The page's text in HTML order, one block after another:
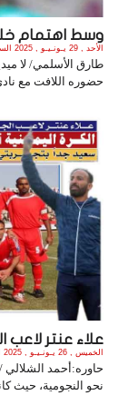
وسط اهتمام
الأحد , 29 يـونـيـو , 2025 الساعة 10:36:17 PM
طارق الأسلمي/ لا
حضوره اللافت مع
علاء عنتر
الخميس , 26 يـونـيـو , 2025 الساعة 3:57:00 AM
حاوره:أحمد الشلالي
نحو النجومية، حيث